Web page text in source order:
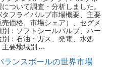
ついて調査・分析しました。
フライバルブ市場概要、主要
価格、市場シェア）、セグメ
：ソフトシールバルブ、ハー
別：石油・ガス、発電、水処
主要地域別 …
ランスボールの世界市場